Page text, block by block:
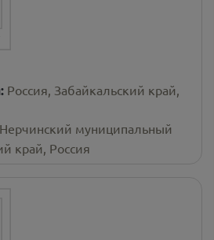
Россия, Забайкальский край,
муниципальный
край, Россия